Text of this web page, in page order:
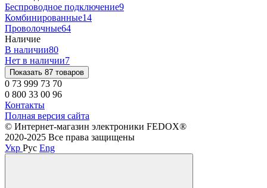
Беспроводное подключение9
Комбинированные14
Проволочные64
Наличие
В наличии80
Нет в наличии7
Показать 87 товаров
0 73 999 73 70
0 800 33 00 96
Контакты
Полная версия сайта
©️ Интернет-магазин электроники FEDOX®
2020-2025 Все права защищены
Укр Рус Eng